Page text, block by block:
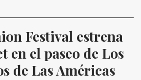
Festival estrena
en el paseo de Los
de Las Américas